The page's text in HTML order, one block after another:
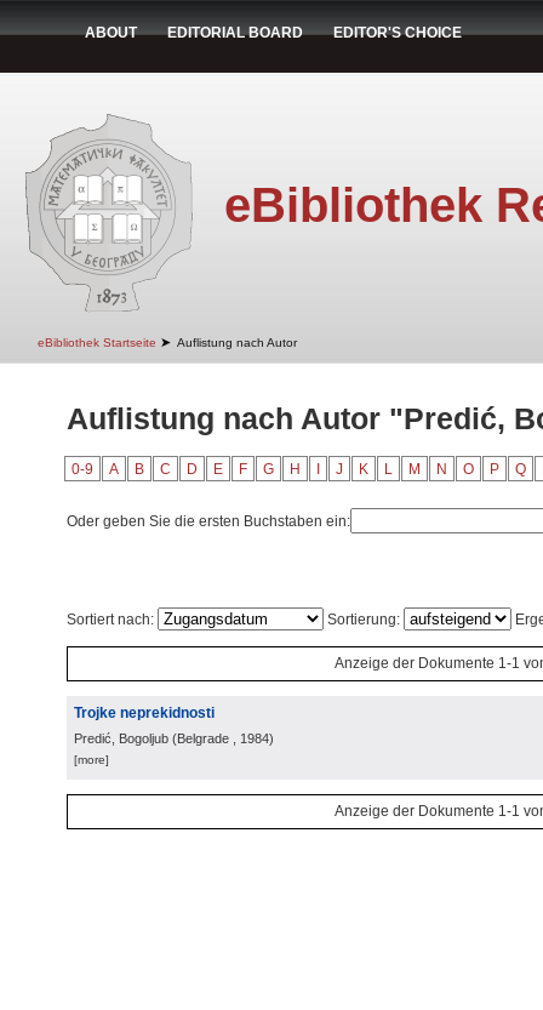
ABOUT EDITORIAL BOARD EDITOR'S CHOICE
eBibliothek
eBibliothek Startseite ➤ Auflistung nach Autor
Auflistung nach Autor "Predić,
0-9 A B C D E F G H J K L M N O P Q
Oder geben Sie die ersten Buchstaben ein:
Sortiert nach: Sortierung:
Anzeige der Dokumente 1-1
Trojke neprekidnosti
Predić, Bogoljub (Belgrade , 1984)
[more]
Anzeige der Dokumente 1-1